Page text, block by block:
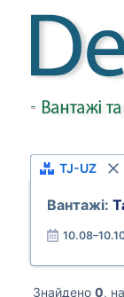
TJ-UZ
Вантажі:
Знайдено 0,